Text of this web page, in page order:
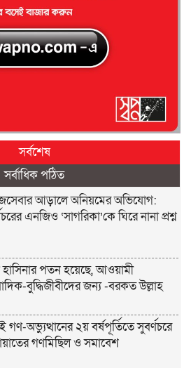
সর্বশেষ
সর্বাধিক পঠিত
আড়ালে অনিয়মের অভিযোগ:
এনজিও ‘সাগরিকা’কে ঘিরে নানা প্রশ্ন
পতন হয়েছে, আওয়ামী
বুদ্ধিজীবীদের জন্য -বরকত উল্লাহ
গণ-অভ্যুত্থানের ২য় বর্ষপূর্তিতে সুবর্ণচরে
গণমিছিল ও সমাবেশ